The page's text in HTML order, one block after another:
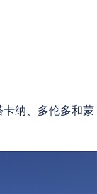
纳、多伦多和蒙